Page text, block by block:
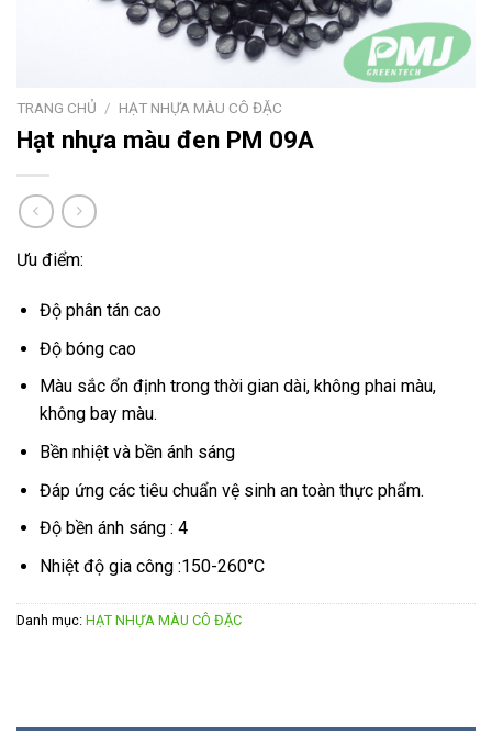
TRANG CHỦ / HẠT NHỰA MÀU CÔ ĐẶC
Hạt nhựa màu đen PM 09A
Ưu điểm:
Độ phân tán cao
Độ bóng cao
Màu sắc ổn định trong thời gian dài, không phai màu,
không bay màu.
Bền nhiệt và bền ánh sáng
Đáp ứng các tiêu chuẩn vệ sinh an toàn thực phẩm.
Độ bền ánh sáng : 4
Nhiệt độ gia công :150-260°C
Danh mục: HẠT NHỰA MÀU CÔ ĐẶC